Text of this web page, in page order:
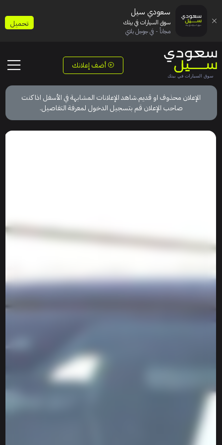
أضف إعلانك
الإعلان محذوف او قديم.شاهد الإعلانات المشابهة في الأسفل اذا كنت
صاحب الإعلان قم بتسجيل الدخول لمعرفة التفاصيل.
سعودي سيل
سوق السيارات في بيتك
مجاناً - في جوجل بلاي
تحميل